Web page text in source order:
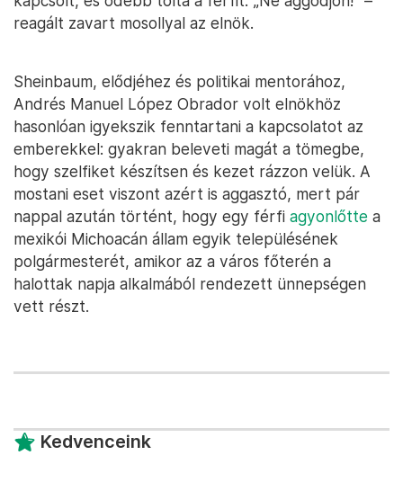
reagált zavart mosollyal az elnök.
Sheinbaum, elődjéhez és politikai mentorához,
Andrés Manuel López Obrador volt elnökhöz
hasonlóan igyekszik fenntartani a kapcsolatot az
emberekkel: gyakran beleveti magát a tömegbe,
hogy szelfiket készítsen és kezet rázzon velük. A
mostani eset viszont azért is aggasztó, mert pár
nappal azután történt, hogy egy férfi agyonlőtte a
mexikói Michoacán állam egyik településének
polgármesterét, amikor az a város főterén a
halottak napja alkalmából rendezett ünnepségen
vett részt.
Kedvenceink